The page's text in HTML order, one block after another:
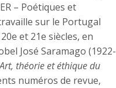
– Poétiques et
sur le Portugal
et 21e siècles, en
José Saramago (1922-
théorie et éthique du
numéros de revue,